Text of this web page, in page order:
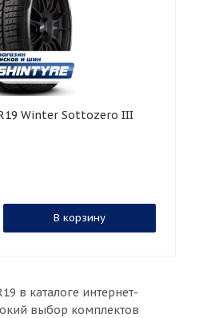
В корзину
в каталоге интернет-
выбор комплектов